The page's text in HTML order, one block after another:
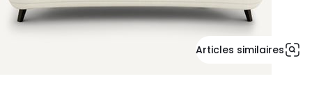
Articles similaires